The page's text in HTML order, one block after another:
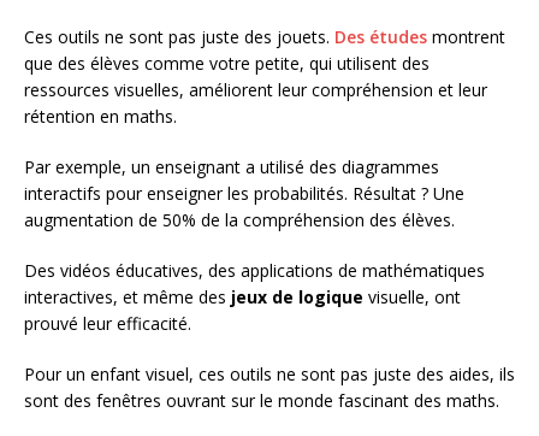
Ces outils ne sont pas juste des jouets. Des études montrent
que des élèves comme votre petite, qui utilisent des
ressources visuelles, améliorent leur compréhension et leur
rétention en maths.
Par exemple, un enseignant a utilisé des diagrammes
interactifs pour enseigner les probabilités. Résultat ? Une
augmentation de 50% de la compréhension des élèves.
Des vidéos éducatives, des applications de mathématiques
interactives, et même des jeux de logique visuelle, ont
prouvé leur efficacité.
Pour un enfant visuel, ces outils ne sont pas juste des aides, ils
sont des fenêtres ouvrant sur le monde fascinant des maths.